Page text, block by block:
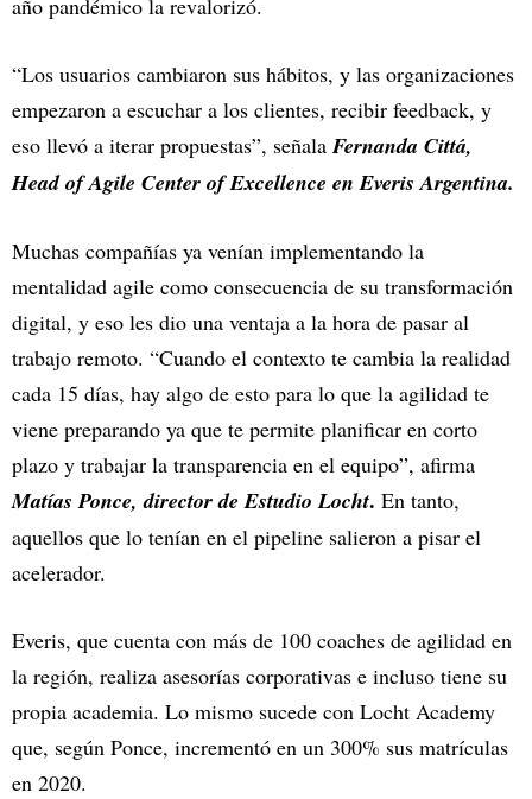
año pandémico la revalorizó.
“Los usuarios cambiaron sus hábitos, y las organizaciones
empezaron a escuchar a los clientes, recibir feedback, y
eso llevó a iterar propuestas”, señalaFernanda Cittá,
Head of Agile Center of Excellence en Everis Argentina.
Muchas compañías ya venían implementando la
mentalidad agile como consecuencia de su transformación
digital, y eso les dio una ventaja a la hora de pasar al
trabajo remoto. “Cuando el contexto te cambia la realidad
cada 15 días, hay algo de esto para lo que la agilidad te
viene preparando ya que te permite planificar en corto
plazo y trabajar la transparencia en el equipo”, afirma
Matías Ponce, director de Estudio Locht. En tanto,
aquellos que lo tenían en el pipeline salieron a pisar el
acelerador.
Everis, que cuenta con más de 100 coaches de agilidad en
la región, realiza asesorías corporativas e incluso tiene su
propia academia. Lo mismo sucede con Locht Academy
que, según Ponce, incrementó en un 300% sus matrículas
en 2020.